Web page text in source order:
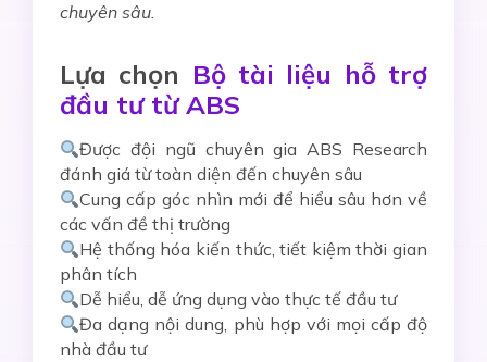
chuyên sâu.
Lựa chọn Bộ tài liệu hỗ trợ
đầu tư từ ABS
Được đội ngũ chuyên gia ABS Research
đánh giá từ toàn diện đến chuyên sâu
Cung cấp góc nhìn mới để hiểu sâu hơn về
các vấn đề thị trường
Hệ thống hóa kiến thức, tiết kiệm thời gian
phân tích
Dễ hiểu, dễ ứng dụng vào thực tế đầu tư
Đa dạng nội dung, phù hợp với mọi cấp độ
nhà đầu tư